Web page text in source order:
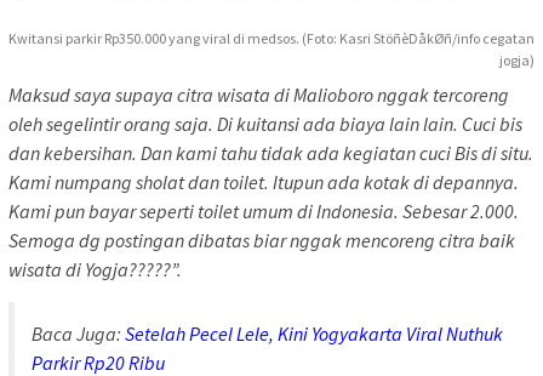
Kwitansi parkir Rp350.000 yang viral di medsos. (Foto: Kasri StöñèDåkØñ/info cegatan
jogja)
Maksud saya supaya citra wisata di Malioboro nggak tercoreng
oleh segelintir orang saja. Di kuitansi ada biaya lain lain. Cuci bis
dan kebersihan. Dan kami tahu tidak ada kegiatan cuci Bis di situ.
Kami numpang sholat dan toilet. Itupun ada kotak di depannya.
Kami pun bayar seperti toilet umum di Indonesia. Sebesar 2.000.
Semoga dg postingan dibatas biar nggak mencoreng citra baik
wisata di Yogja?????”.
Baca Juga: Setelah Pecel Lele, Kini Yogyakarta Viral Nuthuk
Parkir Rp20 Ribu